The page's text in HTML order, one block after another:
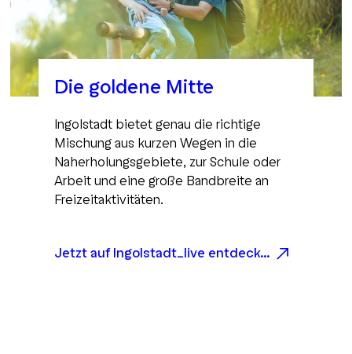
Die goldene Mitte
Ingolstadt bietet genau die richtige
Mischung aus kurzen Wegen in die
Naherholungsgebiete, zur Schule oder
Arbeit und eine große Bandbreite an
Freizeitaktivitäten.
Jetzt auf Ingolstadt_live entdecken